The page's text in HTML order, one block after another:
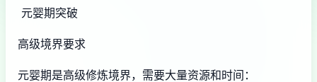
元婴期突破
高级境界要求
元婴期是高级修炼境界，需要大量资源和时间：